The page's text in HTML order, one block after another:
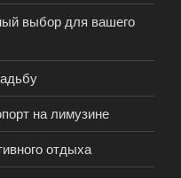
выбор для вашего
на лимузине
отдыха